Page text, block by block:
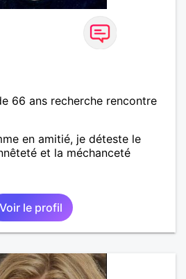
66 ans recherche rencontre
en amitié, je déteste le
et la méchanceté
Voir le profil